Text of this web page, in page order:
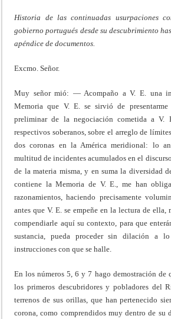
Historia de las continuadas usurpaciones
gobierno portugués desde su descubrimiento
apéndice de documentos.
Excmo. Señor.
Muy señor mió: — Acompaño a V. E. una
Memoria que V. E. se sirvió de
preliminar de la negociación cometida a
respectivos soberanos, sobre el arreglo de
dos coronas en la América meridional: lo
multitud de incidentes acumulados en el
de la materia misma, y en suma la diversidad
contiene la Memoria de V. E., me han
razonamientos, haciendo precisamente
antes que V. E. se empeñe en la lectura de ella,
compendiarle aquí su contexto, para que
sustancia, pueda proceder sin dilación a
instrucciones con que se halle.
En los números 5, 6 y 7 hago demostración de
los primeros descubridores y pobladores del
terrenos de sus orillas, que han pertenecido
corona, como comprendidos muy dentro de su